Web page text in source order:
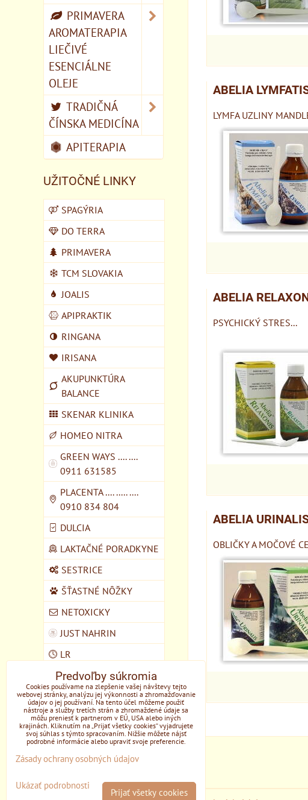
ABELIA
LYMFA UZLINY
ABELIA
PSYCHICKÝ STRES...
ABELIA
OBLIČKY A MOČOVÉ
PRIMAVERA
AROMATERAPIA
LIEČIVÉ
ESENCIÁLNE
OLEJE
TRADIČNÁ
ČÍNSKA MEDICÍNA
APITERAPIA
UŽITOČNÉ LINKY
SPAGÝRIA
DO TERRA
PRIMAVERA
TCM SLOVAKIA
JOALIS
APIPRAKTIK
RINGANA
IRISANA
AKUPUNKTÚRA
BALANCE
SKENAR KLINIKA
HOMEO NITRA
GREEN WAYS .... ....
0911 631585
PLACENTA .... ..... ....
0910 834 804
DULCIA
LAKTAČNÉ PORADKYNE
SESTRICE
ŠŤASTNÉ NÔŽKY
NETOXICKY
JUST NAHRIN
LR
VEGMART
MYCOMEDICA
DOMŠKOLA ŽIVOZEM
STUPAVA
Predvoľby súkromia
Cookies používame na zlepšenie vašej návštevy tejto
webovej stránky, analýzu jej výkonnosti a zhromažďovanie
údajov o jej používaní. Na tento účel môžeme použiť
nástroje a služby tretích strán a zhromaždené údaje sa
môžu preniesť k partnerom v EÚ, USA alebo iných
krajinách. Kliknutím na „Prijať všetky cookies“ vyjadrujete
svoj súhlas s týmto spracovaním. Nižšie môžete nájsť
podrobné informácie alebo upraviť svoje preferencie.
Zásady ochrany osobných údajov
Ukázať podrobnosti
Prijať všetky cookies